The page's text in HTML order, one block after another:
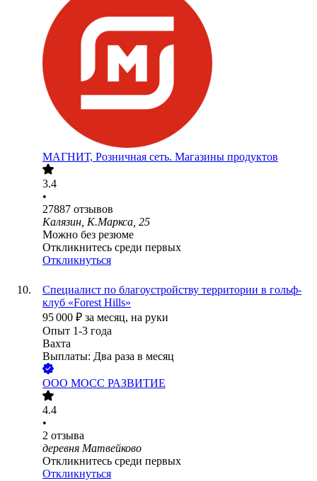
МАГНИТ, Розничная сеть. Магазины продуктов
3.4
•
27887 отзывов
Калязин, К.Маркса, 25
Можно без резюме
Откликнитесь среди первых
Откликнуться
Специалист по благоустройству территории в гольф-
клуб «Forest Hills»
95 000 ₽ за месяц, на руки
Опыт 1-3 года
Вахта
Выплаты: Два раза в месяц
ООО МОСС РАЗВИТИЕ
4.4
•
2 отзыва
деревня Матвейково
Откликнитесь среди первых
Откликнуться